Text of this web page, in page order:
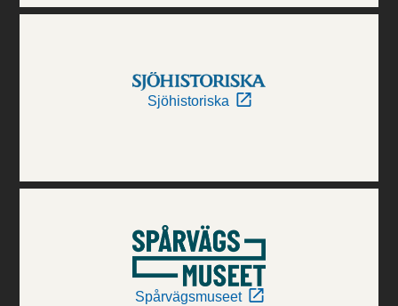
Sjöhistoriska
Spårvägsmuseet